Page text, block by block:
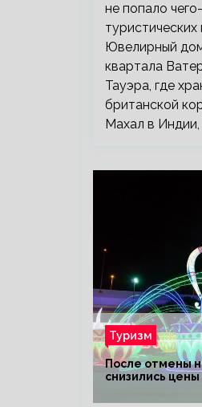
не попало
туристических
Ювелирный
квартала
Тауэра, где
британской
Махал в Индии,
Туризм
После отмены
снизились